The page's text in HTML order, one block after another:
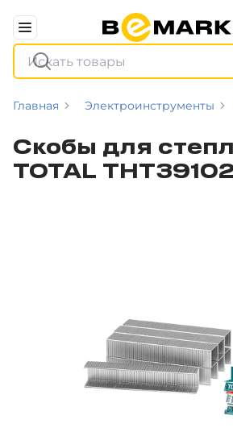
Главная Электроинструменты
Скобы для
TOTAL